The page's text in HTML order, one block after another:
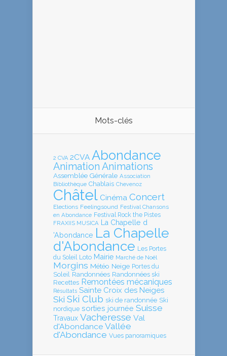
Mots-clés
2 CVA 2CVA Abondance
Animation Animations
Assemblée Générale Association
Bibliothèque Chablais Chevenoz
Châtel Cinéma Concert
Elections Feelingsound Festival Chansons
en Abondance Festival Rock the Pistes
FRAXIIS MUSICA
La Chapelle d
'Abondance La Chapelle
d'Abondance Les Portes
du Soleil Loto Mairie Marché de Noël
Morgins Météo Neige Portes du
Soleil
Randonnées Randonnées ski
Recettes Remontées mécaniques
Résultats Sainte Croix des Neiges
Ski Ski Club ski de randonnée Ski
nordique sorties journée Suisse
Travaux Vacheresse Val
d'Abondance Vallée
d'Abondance Vues panoramiques